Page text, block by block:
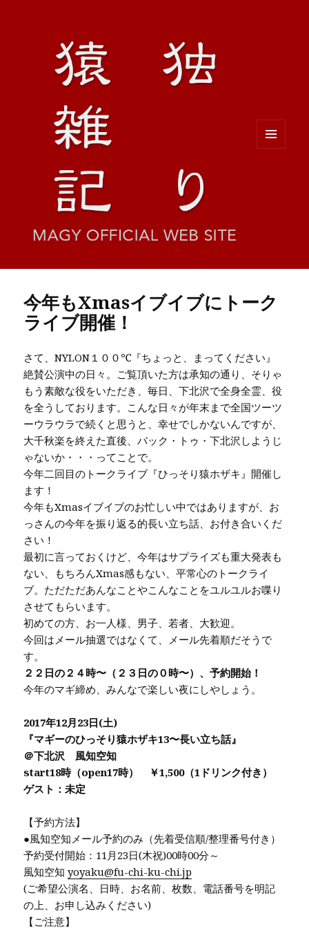
今年もXmasイブイブにトーク
ライブ開催！
さて、NYLON１００℃『ちょっと、まってください』
絶賛公演中の日々。ご覧頂いた方は承知の通り、そりゃ
もう素敵な役をいただき、毎日、下北沢で全身全霊、役
を全うしております。こんな日々が年末まで全国ツーツ
ーウラウラで続くと思うと、幸せでしかないんですが、
大千秋楽を終えた直後、バック・トゥ・下北沢しようじ
ゃないか・・・ってことで。
今年二回目のトークライブ『ひっそり猿ホザキ』開催し
ます！
今年もXmasイブイブのお忙しい中ではありますが、お
っさんの今年を振り返る的長い立ち話、お付き合いくだ
さい！
最初に言っておくけど、今年はサプライズも重大発表も
ない、もちろんXmas感もない、平常心のトークライ
ブ。ただただあんなことやこんなことをユルユルお喋り
させてもらいます。
初めての方、お一人様、男子、若者、大歓迎。
今回はメール抽選ではなくて、メール先着順だそうで
す。
２２日の２４時〜（２３日の０時〜）、予約開始！
今年のマギ締め、みんなで楽しい夜にしやしょう。
2017年12月23日(土)
『マギーのひっそり猿ホザキ13〜長い立ち話』
＠下北沢 風知空知
start18時（open17時） ￥1,500（1ドリンク付き）
ゲスト：未定
【予約方法】
●風知空知メール予約のみ（先着受信順/整理番号付き）
予約受付開始：11月23日(木祝)00時00分～
風知空知yoyaku@fu-chi-ku-chi.jp
(ご希望公演名、日時、お名前、枚数、電話番号を明記
の上、お申し込みください)
【ご注意】